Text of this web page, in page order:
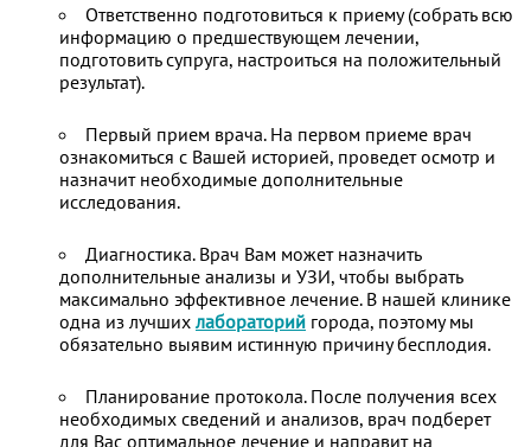
Ответственно подготовиться к приему (собрать всю
информацию о предшествующем лечении,
подготовить супруга, настроиться на положительный
результат).
Первый прием врача. На первом приеме врач
ознакомиться с Вашей историей, проведет осмотр и
назначит необходимые дополнительные
исследования.
Диагностика. Врач Вам может назначить
дополнительные анализы и УЗИ, чтобы выбрать
максимально эффективное лечение. В нашей клинике
одна из лучших лабораторий города, поэтому мы
обязательно выявим истинную причину бесплодия.
Планирование протокола. После получения всех
необходимых сведений и анализов, врач подберет
для Вас оптимальное лечение и направит на